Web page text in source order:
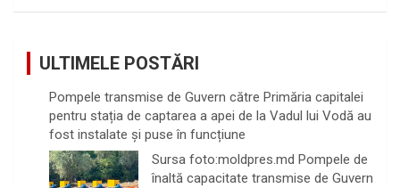
ULTIMELE POSTĂRI
Pompele transmise de Guvern către Primăria capitalei
pentru stația de captarea a apei de la Vadul lui Vodă au
fost instalate și puse în funcțiune
Sursa foto:moldpres.md Pompele de
înaltă capacitate transmise de Guvern